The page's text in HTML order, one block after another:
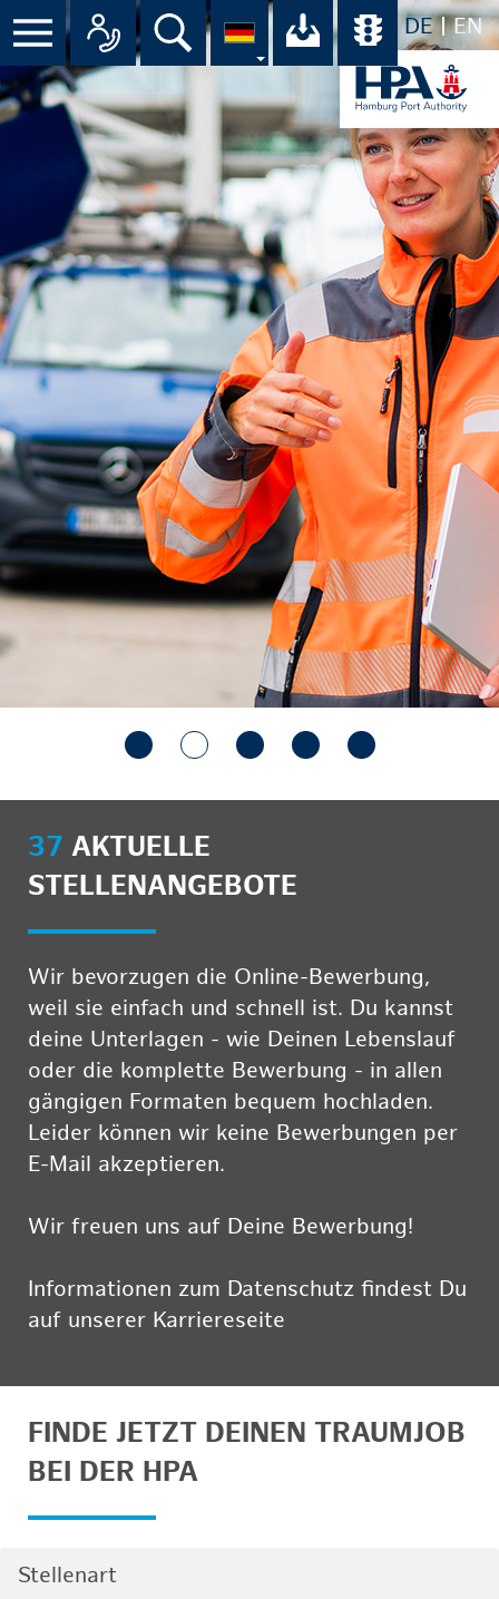
DE EN
Menü Alle Ansprechpartner im
Suche Ihr Download-
37 AKTUELLE
STELLENANGEBOTE
Wir bevorzugen die Online-Bewerbung,
weil sie einfach und schnell ist. Du kannst
deine Unterlagen - wie Deinen Lebenslauf
oder die komplette Bewerbung - in allen
gängigen Formaten bequem hochladen.
Leider können wir keine Bewerbungen per
E-Mail akzeptieren.
Wir freuen uns auf Deine Bewerbung!
Informationen zum Datenschutz findest Du
auf unserer Karriereseite
FINDE JETZT DEINEN TRAUMJOB
BEI DER HPA
Stellenart